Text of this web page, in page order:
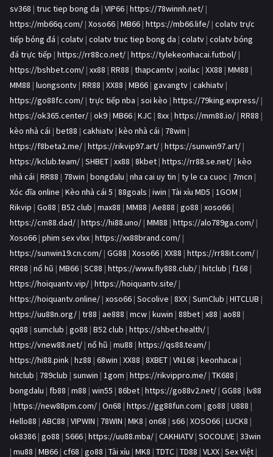
sv368 | truc tiep bong da | VIP66 | https://78winnh.net/ |
https://mb66q.com/ | Xoso66 | MB66 | https://mb66.life/ | colatv trực
tiếp bóng đá | colatv | colatv truc tiep bong da | colatv | colatv bóng
đá trực tiếp | https://rr88co.net/ | https://tylekeonhacai.futbol/ |
https://bshbet.com/ | xx88 | RR88 | thapcamtv | xoilac | XX88 | MM88 |
MM88 | luongsontv | RR88 | XX88 | MB66 | gavangtv | cakhiatv |
https://go88fc.com/ | trực tiếp nba | soi kèo | https://79king.express/ |
https://ok365.center/ | ok9 | MB66 | KJC | 8xx | https://mm88.io/ | RR88 |
kèo nhà cái | bet88 | cakhiatv | kèo nhà cái | 78win |
https://f8beta2.me/ | https://rikvip97.art/ | https://sunwin97.art/ |
https://kclub.team/ | SHBET | xx88 | 8kbet | https://rr88.se.net/ | kèo
nhà cái | RR88 | 78win | bongdalu | nha cai uy tin | ty le ca cuoc | 7mcn |
Xóc đĩa online | Kèo nhà cái 5 | 88goals | iwin | Tài xỉu MD5 | 1GOM |
Rikvip | Go88 | B52 club | max88 | MM88 | Ae888 | go88 | xoso66 |
https://cm88.dad/ | https://hi88.uno/ | MM88 | https://alo789ga.com/ |
Xoso66 | phim sex vlxx | https://xx88brand.com/ |
https://sunwin19.cn.com/ | GG88 | Xoso66 | XX88 | https://rr88it.com/ |
RR88 | nổ hũ | MB66 | SC88 | https://www.fly888.club/ | hitclub | f168 |
https://hoiquantv.vip/ | https://hoiquantv.site/ |
https://hoiquantv.online/ | xoso66 | Socolive | 8XX | SumClub | HITCLUB |
https://uu88n.org/ | tr88 | ae888 | mcw | kuwin | 88bet | x88 | ao88 |
qq88 | sumclub | go88 | B52 club | https://shbet.health/ |
https://vnew88.net/ | nổ hũ | mu88 | https://qs88.team/ |
https://hi88.pink | hz88 | 68win | XX88 | 8XBET | VN168 | keonhacai |
hitclub | 789club | sunwin | 1gom | https://rikvippro.me/ | TK688 |
bongdalu | fb88 | m88 | win55 | 86bet | https://go88v2.net/ | GG88 | lv88
| https://new88pm.com/ | On68 | https://gg88fun.com | go88 | U888 |
Hello88 | ABC88 | VIPWIN | 78WIN | MK8 | on68 | s66 | XOSO66 | LUCK8 |
ok8386 | go88 | S666 | https://uu88.mba/ | CAKHIATV | SOCOLIVE | 33win
| mu88 | MB66 | cf68 | go88 | Tài xỉu | MK8 | TDTC | TD88 | VLXX | Sex Việt |